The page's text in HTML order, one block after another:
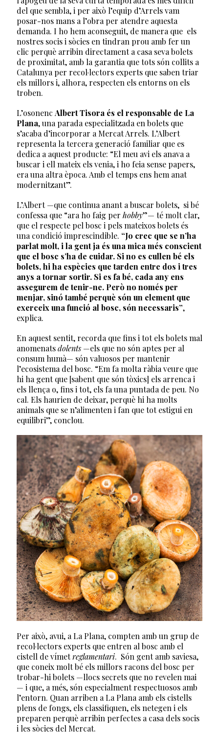
del que sembla, i per això l’equip d’Arrels vam
posar-nos mans a l’obra per atendre aquesta
demanda. I ho hem aconseguit, de manera que els
nostres socis i sòcies en tindran prou amb fer un
clic perquè arribin directament a casa seva bolets
de proximitat, amb la garantia que tots són collits a
Catalunya per recol·lectors experts que saben triar
els millors i, alhora, respecten els entorns on els
troben.
L’osonenc Albert Tisora és el responsable de La
Plana, una parada especialitzada en bolets que
s’acaba d’incorporar a Mercat Arrels. L’Albert
representa la tercera generació familiar que es
dedica a aquest producte: “El meu avi els anava a
buscar i ell mateix els venia, i ho feia sense papers,
era una altra època. Amb el temps ens hem anat
modernitzant”.
L’Albert —que continua anant a buscar bolets, si bé
confessa que “ara ho faig per hobby”— té molt clar,
que el respecte pel bosc i pels mateixos bolets és
una condició imprescindible. “Jo crec que se n’ha
parlat molt, i la gent ja és una mica més conscient
que el bosc s’ha de cuidar. Si no es cullen bé els
bolets, hi ha espècies que tarden entre dos i tres
anys a tornar sortir. Si es fa bé, cada any ens
assegurem de tenir-ne. Però no només per
menjar, sinó també perquè són un element que
exerceix una funció al bosc, són necessaris”,
explica.
En aquest sentit, recorda que fins i tot els bolets mal
anomenatsdolents—els que no són aptes per al
consum humà— són valuosos per mantenir
l’ecosistema del bosc. “Em fa molta ràbia veure que
hi ha gent que [sabent que són tòxics] els arrenca i
els llença o, fins i tot, els fa una puntada de peu. No
cal. Els haurien de deixar, perquè hi ha molts
animals que se n’alimenten i fan que tot estigui en
equilibri”, conclou.
Per això, avui, a La Plana, compten amb un grup de
recol·lectors experts que entren al bosc amb el
cistell de vímetreglamentari. Són gent amb saviesa,
que coneix molt bé els millors racons del bosc per
trobar-hi bolets —llocs secrets que no revelen mai
— i que, a més, són especialment respectuosos amb
l’entorn. Quan arriben a La Plana amb els cistells
plens de fongs, els classifiquen, els netegen i els
preparen perquè arribin perfectes a casa dels socis
i les sòcies del Mercat.